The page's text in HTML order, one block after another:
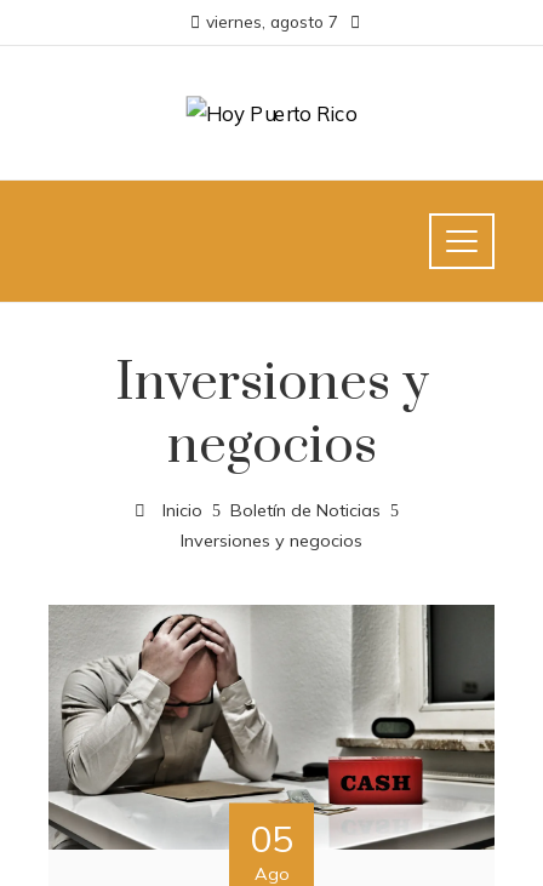
viernes, agosto 7
Inversiones y
negocios
Inicio
Boletín de Noticias
Inversiones y negocios
05
Ago